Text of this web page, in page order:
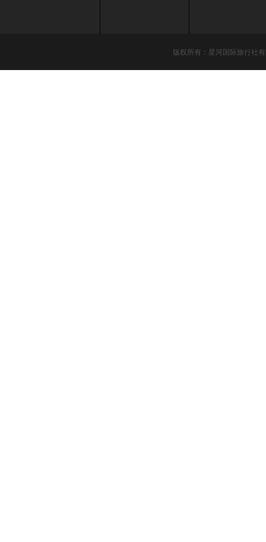
版权所有：星河国际旅行社